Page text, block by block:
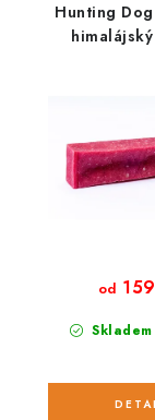
Hunting
Skladem
od